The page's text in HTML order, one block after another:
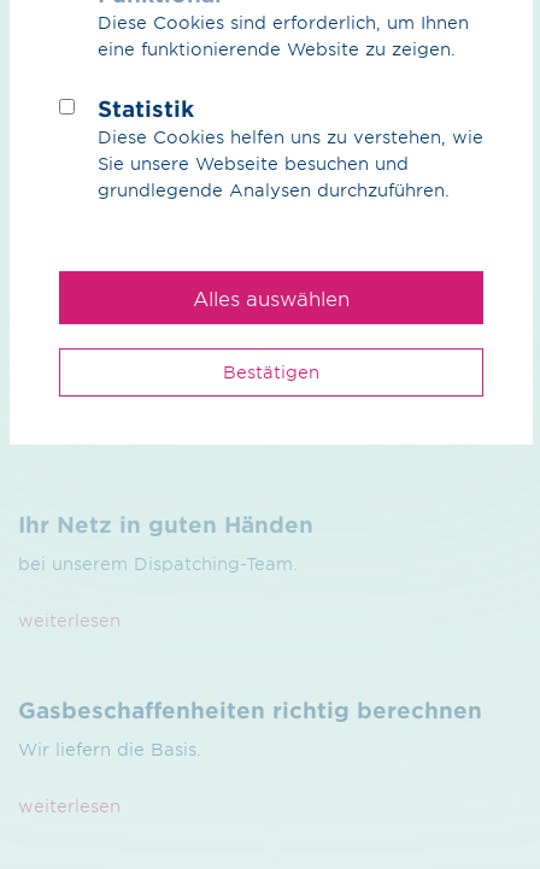
Technische Maßnahmen rund um Ihr Netz
effizienter planen und umsetzen.
einfach, sicher und zuverlässig mit uns.
Ihr Netz in guten Händen
bei unserem Dispatching-Team.
weiterlesen
Gasbeschaffen­heiten richtig berechnen
Wir liefern die Basis.
weiterlesen
Diese Cookies sind erforderlich, um Ihnen
eine funktionierende Website zu zeigen.
Statistik
Diese Cookies helfen uns zu verstehen, wie
Sie unsere Webseite besuchen und
grundlegende Analysen durchzuführen.
Bestätigen
Alles auswählen